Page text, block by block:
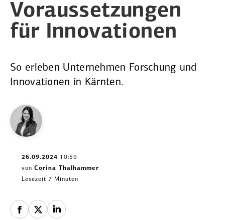
Voraus­set­zungen
für Innova­tionen
So erleben Unternehmen Forschung und
Innovationen in Kärnten.
26.09.2024 10:59
von Corina Thalhammer
Lesezeit 7 Minuten